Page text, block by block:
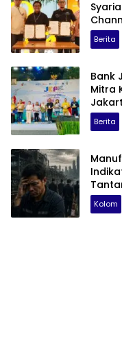
Berita
Bank
Mitra
Berita
Kolom